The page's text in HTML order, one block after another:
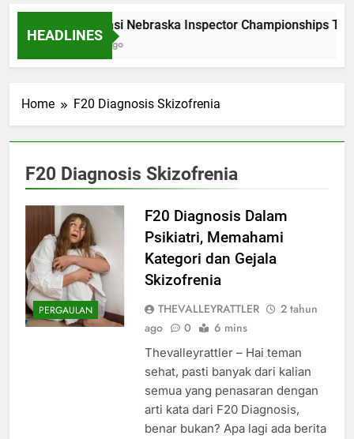
HEADLINES
Dominasi Nebraska Inspector Championships
2 Bulan Ago
Home F20 Diagnosis Skizofrenia
F20 Diagnosis Skizofrenia
PERGAULAN
F20 Diagnosis Dalam
Psikiatri, Memahami
Kategori dan Gejala
Skizofrenia
THEVALLEYRATTLER
2 tahun
ago
0 6 mins
Thevalleyrattler – Hai teman
sehat, pasti banyak dari kalian
semua yang penasaran dengan
arti kata dari F20 Diagnosis,
benar bukan? Apa lagi ada berita